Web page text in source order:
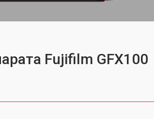
Fujifilm GFX100